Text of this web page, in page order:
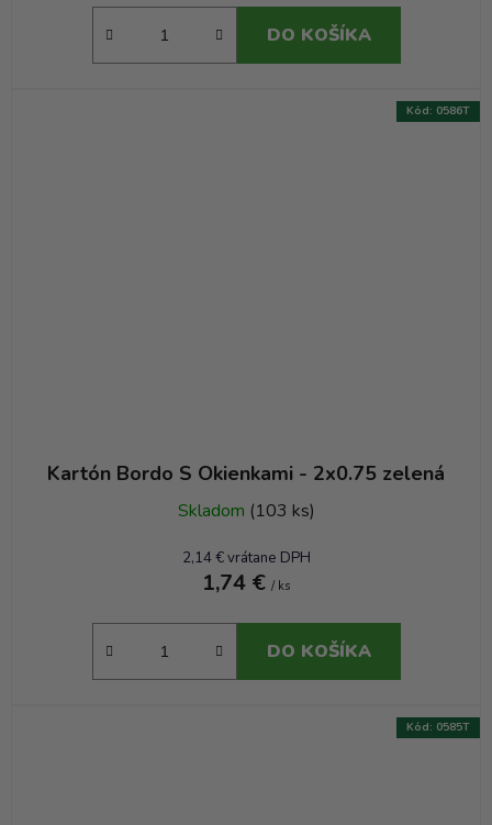
DO KOŠÍKA
Kartón Bordo S Okienkami - 2x0.75 zelená
Skladom (103 ks)
2,14 € vrátane DPH
1,74 € / ks
DO KOŠÍKA
Kód: 0586T
Kód: 0585T